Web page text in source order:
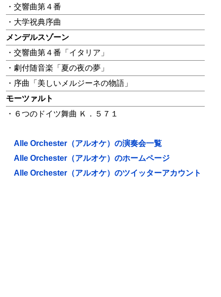
・交響曲第４番
・大学祝典序曲
メンデルスゾーン
・交響曲第４番「イタリア」
・劇付随音楽「夏の夜の夢」
・序曲「美しいメルジーネの物語」
モーツァルト
・６つのドイツ舞曲 Ｋ．５７１
Alle Orchester（アルオケ）の演奏会一覧
Alle Orchester（アルオケ）のホームページ
Alle Orchester（アルオケ）のツイッターアカウント